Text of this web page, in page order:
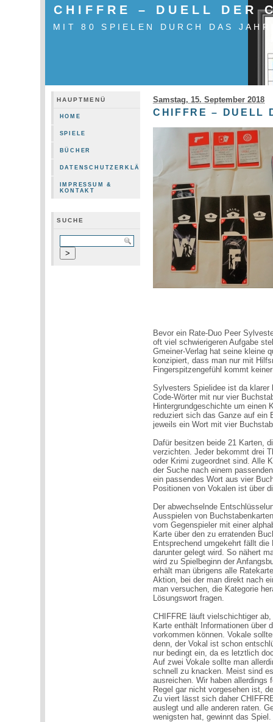
CHIFFRE – DUELL DER
MIT 80 SPIELEN DURCH DAS JAHR
HAUPTMENÜ
HOME
SPIELE
BÜCHER
DATENSCHUTZERKLÄRUNG
IMPRESSUM &
KONTAKT
SUCHE
Samstag, 15. September 2018
CHIFFRE – DUELL
Bevor ein Rate-Duo Peer
oft viel schwierigeren Aufgabe
Gmeiner-Verlag hat seine kleine
konzipiert, dass man nur mit
Fingerspitzengefühl kommt
Sylvesters Spielidee ist da klarer
Code-Wörter mit nur vier
Hintergrundgeschichte um einen
reduziert sich das Ganze auf ein
jeweils ein Wort mit vier
Dafür besitzen beide 21 Karten,
verzichten. Jeder bekommt drei
oder Krimi zugeordnet sind. Alle
der Suche nach einem
ein passendes Wort aus vier
Positionen von Vokalen ist über
Der abwechselnde
Ausspielen von
vom Gegenspieler mit einer
Karte über den zu erratenden
Entsprechend umgekehrt fällt
darunter gelegt wird. So nähert
wird zu Spielbeginn der
erhält man übrigens alle
Aktion, bei der man direkt nach
man versuchen, die Kategorie
Lösungswort fragen.
CHIFFRE läuft vielschichtiger
Karte enthält Informationen über
vorkommen können. Vokale
denn, der Vokal ist schon
nur bedingt ein, da es letztlich
Auf zwei Vokale sollte man
schnell zu knacken. Meist sind
ausreichen. Wir haben
Regel gar nicht vorgesehen ist,
Zu viert lässt sich daher
auslegt und alle anderen raten.
wenigsten hat, gewinnt das Spiel.